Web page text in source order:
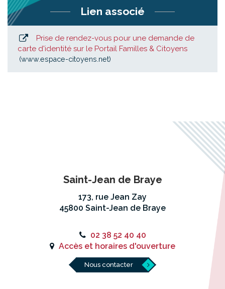
Lien associé
Prise de rendez-vous pour une demande de
carte d'identité sur le Portail Familles & Citoyens
www.espace-citoyens.net
Saint-Jean de Braye
173, rue Jean Zay
45800 Saint-Jean de Braye
02 38 52 40 40
Accès et horaires d'ouverture
Nous contacter